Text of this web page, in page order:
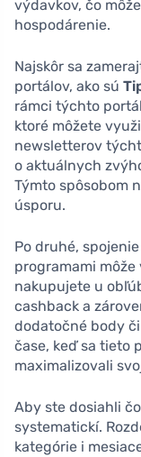
výdavkov, čo
hospodárenie.
Najskôr sa
portálov, ako sú
rámci týchto
ktoré môžete
newsletterov
o aktuálnych
Týmto spôsobom
úsporu.
Po druhé,
programami
nakupujete u
cashback a
dodatočné body
čase, keď sa tieto
maximalizovali
Aby ste dosiahli
systematickí.
kategórie i